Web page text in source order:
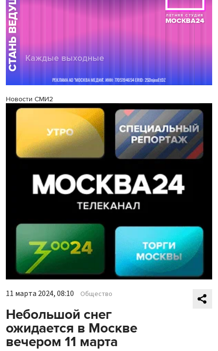
Новости СМИ2
11 марта 2024, 08:10 Общество
Небольшой снег
ожидается в Москве
вечером 11 марта